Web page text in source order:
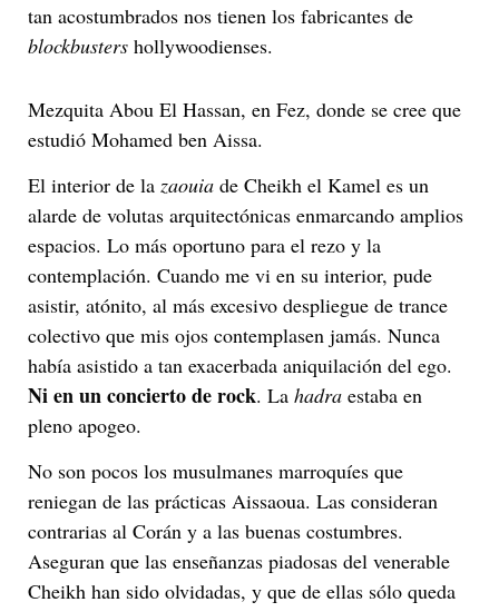
tan acostumbrados nos tienen los fabricantes de
blockbusters hollywoodienses.
Mezquita Abou El Hassan, en Fez, donde se cree que
estudió Mohamed ben Aissa.
El interior de la zaouia de Cheikh el Kamel es un
alarde de volutas arquitectónicas enmarcando amplios
espacios. Lo más oportuno para el rezo y la
contemplación. Cuando me vi en su interior, pude
asistir, atónito, al más excesivo despliegue de trance
colectivo que mis ojos contemplasen jamás. Nunca
había asistido a tan exacerbada aniquilación del ego.
Ni en un concierto de rock. La hadra estaba en
pleno apogeo.
No son pocos los musulmanes marroquíes que
reniegan de las prácticas Aissaoua. Las consideran
contrarias al Corán y a las buenas costumbres.
Aseguran que las enseñanzas piadosas del venerable
Cheikh han sido olvidadas, y que de ellas sólo queda